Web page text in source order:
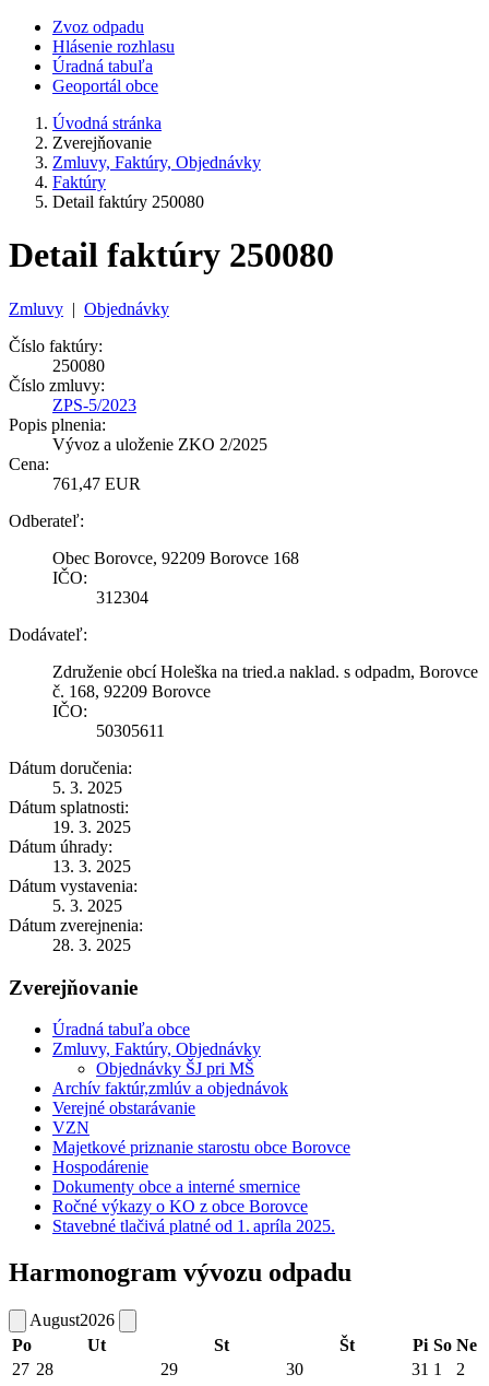
Zvoz odpadu
Hlásenie rozhlasu
Úradná tabuľa
Geoportál obce
Úvodná stránka
Zverejňovanie
Zmluvy, Faktúry, Objednávky
Faktúry
Detail faktúry 250080
Detail faktúry 250080
Zmluvy | Objednávky
Číslo faktúry:
250080
Číslo zmluvy:
ZPS-5/2023
Popis plnenia:
Vývoz a uloženie ZKO 2/2025
Cena:
761,47 EUR
Odberateľ:
Obec Borovce, 92209 Borovce 168
IČO:
312304
Dodávateľ:
Združenie obcí Holeška na tried.a naklad. s odpadm, Borovce
č. 168, 92209 Borovce
IČO:
50305611
Dátum doručenia:
5. 3. 2025
Dátum splatnosti:
19. 3. 2025
Dátum úhrady:
13. 3. 2025
Dátum vystavenia:
5. 3. 2025
Dátum zverejnenia:
28. 3. 2025
Zverejňovanie
Úradná tabuľa obce
Zmluvy, Faktúry, Objednávky
Objednávky ŠJ pri MŠ
Archív faktúr,zmlúv a objednávok
Verejné obstarávanie
VZN
Majetkové priznanie starostu obce Borovce
Hospodárenie
Dokumenty obce a interné smernice
Ročné výkazy o KO z obce Borovce
Stavebné tlačivá platné od 1. apríla 2025.
Harmonogram vývozu odpadu
August2026
Po
Ut St Št Pi So Ne
27 28 29 30 31 1
2